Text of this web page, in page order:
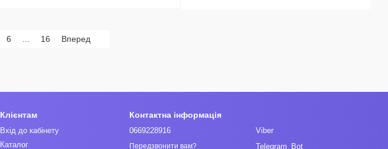
6 16 Вперед
Клієнтам
Вхід до кабінету
Каталог
Контактна інформація
0669228916
Передзвонити вам?
Viber
Telegram_Bot